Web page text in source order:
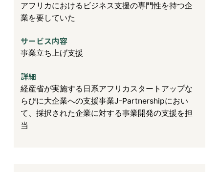
アフリカにおけるビジネス支援の専門性を持つ企
業を要していた
サービス内容
事業立ち上げ支援
詳細
経産省が実施する日系アフリカスタートアップな
らびに大企業への支援事業J-Partnershipにおい
て、採択された企業に対する事業開発の支援を担
当